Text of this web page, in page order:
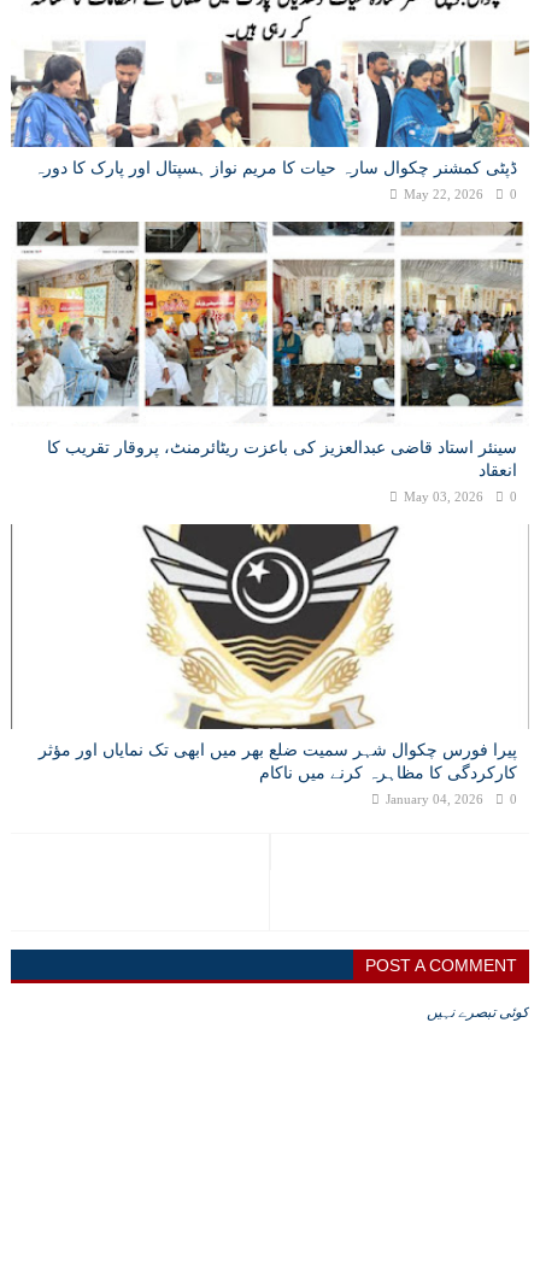
ڈپٹی کمشنر چکوال سارہ حیات کا مریم نواز ہسپتال اور پارک کا دورہ
May 22, 2026 0
سینئر استاد قاضی عبدالعزیز کی باعزت ریٹائرمنٹ، پروقار تقریب کا
انعقاد
May 03, 2026 0
پیرا فورس چکوال شہر سمیت ضلع بھر میں ابھی تک نمایاں اور مؤثر
کارکردگی کا مظاہرہ کرنے میں ناکام
January 04, 2026 0
POST A COMMENT
کوئی تبصرے نہیں